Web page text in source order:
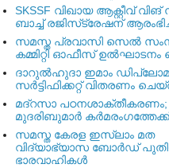
SKSSF വിഖായ ആക്റ്റീവ് വിങ്
ബാച്ച് രജിസ്‌ട്രേഷന്
സമസ്ത പ്രവാസി സെല്‍
കമ്മിറ്റി ഓഫീസ്
ദാറുല്‍ഹുദാ ഇമാം
സര്‍ട്ടിഫിക്കറ്റ് വിതരണം
മദ്‌റസാ പഠനശാക്തീകരണം;
മുദരിബുമാര്‍ കര്‍മരംഗത്തേക്ക്
സമസ്ത കേരള ഇസ്ലാം മത
വിദ്യാഭ്യാസ ബോര്‍ഡ്
ഭാരവാഹികള്‍